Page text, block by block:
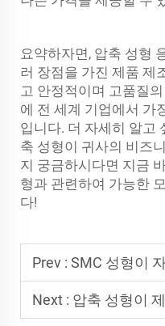
요약하자면, 압축 성형
러 장점을 가진 제품 제
고 안정적이며 고품질
에 전 세계 기업에서 가
입니다. 더 자세히 알고
축 성형이 귀사의 비즈
지 궁금하시다면 지금
형과 관련하여 가능한
다!
Prev : SMC 성형이 자동차
Next : 압축 성형이 제품 제